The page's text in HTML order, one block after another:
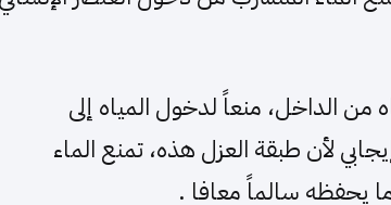
الداخل، منعاً لدخول المياه إلى
لأن طبقة العزل هذه، تمنع الماء
يحفظه سالماً معافا .